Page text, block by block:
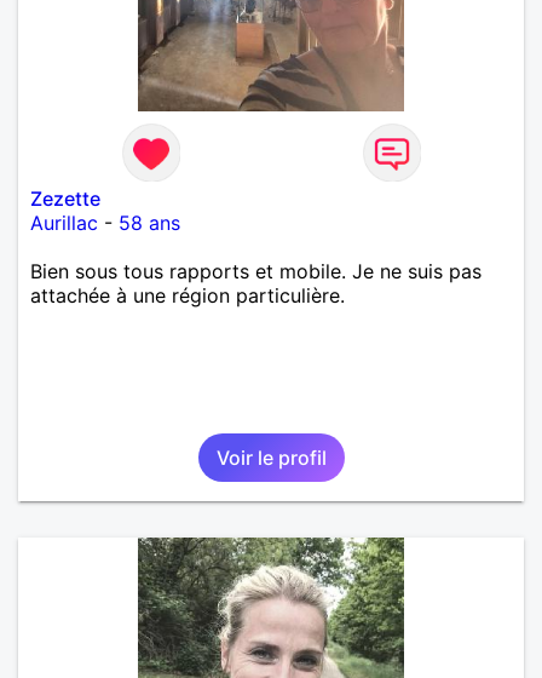
Zezette
Aurillac - 58 ans
Bien sous tous rapports et mobile. Je ne suis pas
attachée à une région particulière.
Voir le profil